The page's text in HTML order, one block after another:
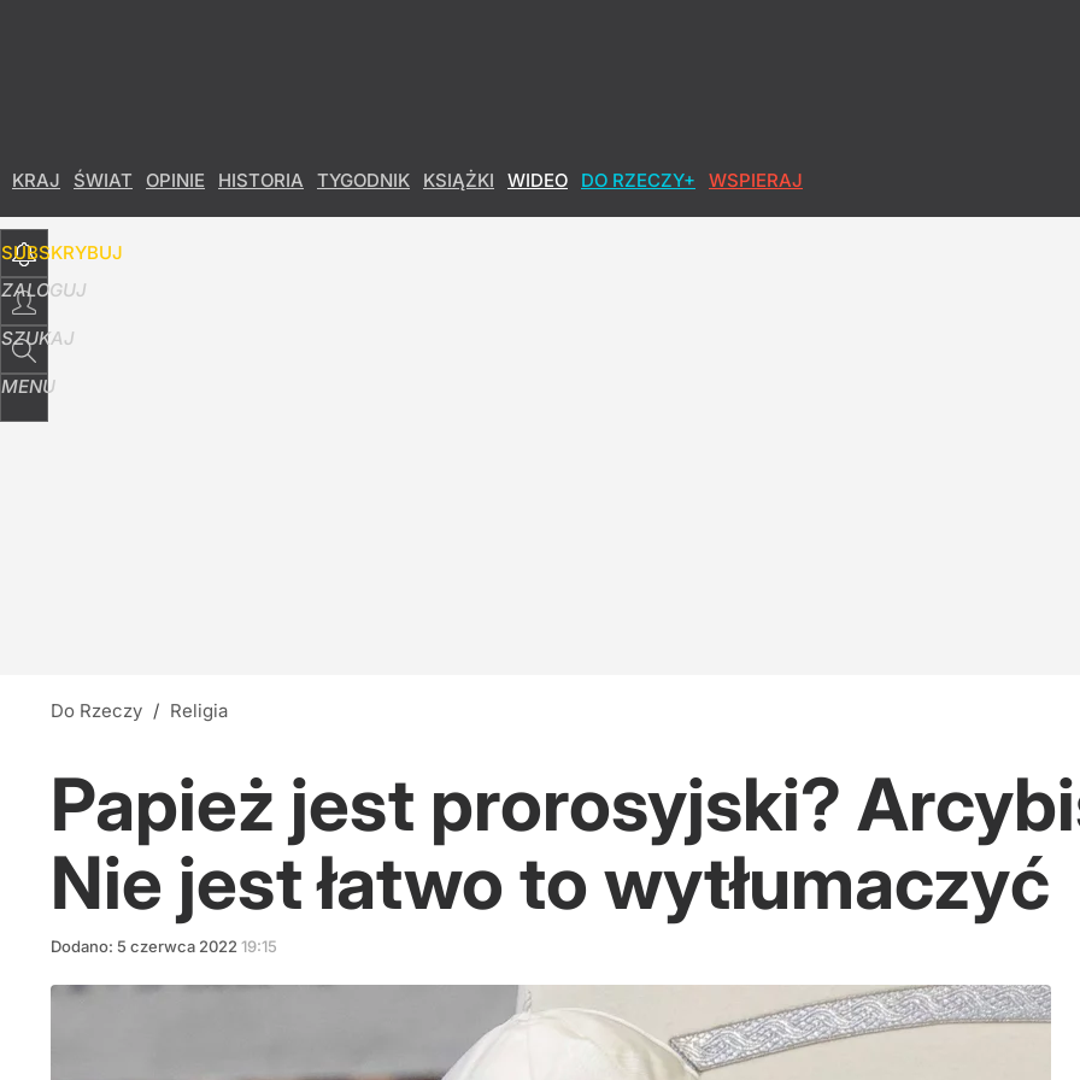
KRAJ ŚWIAT OPINIE HISTORIA TYGODNIK KSIĄŻKI WIDEO DO RZECZY+ WSPIERAJ
SUBSKRYBUJ
ZALOGUJ
SZUKAJ
MENU
Do Rzeczy / Religia
Papież jest prorosyjski?
Nie jest łatwo to wytłumaczyć
Dodano: 5 czerwca 2022 19:15